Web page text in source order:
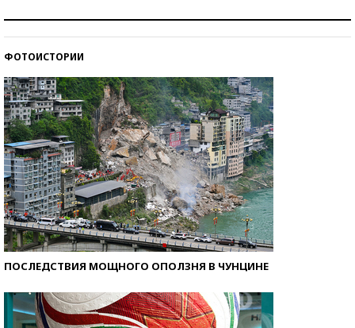
ФОТОИСТОРИИ
ПОСЛЕДСТВИЯ МОЩНОГО ОПОЛЗНЯ В ЧУНЦИНЕ